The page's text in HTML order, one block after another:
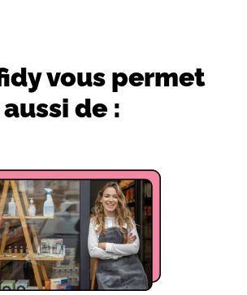
vous permet
aussi de :